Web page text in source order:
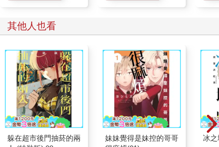
其他人也看
躲在超市後門抽菸的兩
妹妹覺得是妹控的哥哥
冰